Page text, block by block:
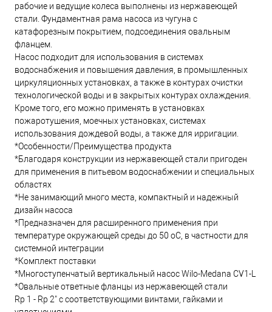
рабочие и ведущие колеса выполнены из нержавеющей
стали. Фундаментная рама насоса из чугуна с
катафорезным покрытием, подсоединения овальным
фланцем.
Насос подходит для использования в системах
водоснабжения и повышения давления, в промышленных
циркуляционных установках, а также в контурах очистки
технологической воды и в закрытых контурах охлаждения.
Кроме того, его можно применять в установках
пожаротушения, моечных установках, системах
использования дождевой воды, а также для ирригации.
*Особенности/Преимущества продукта
*Благодаря конструкции из нержавеющей стали пригоден
для применения в питьевом водоснабжении и специальных
областях
*Не занимающий много места, компактный и надежный
дизайн насоса
*Предназначен для расширенного применения при
температуре окружающей среды до 50 oC, в частности для
системной интеграции
*Комплект поставки
*Многоступенчатый вертикальный насос Wilo-Medana CV1-L
*Овальные ответные фланцы из нержавеющей стали
Rp 1 - Rp 2" с соответствующими винтами, гайками и